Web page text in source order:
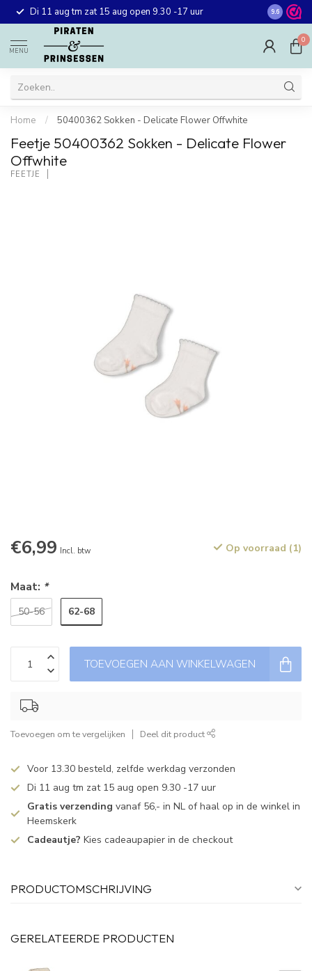
Di 11 aug tm zat 15 aug open 9.30 -17 uur Gratis
winkel in
9.6
MENU
0
Home / 50400362 Sokken - Delicate Flower Offwhite
Feetje 50400362 Sokken - Delicate Flower
Offwhite
FEETJE
€6,99 Incl. btw Op voorraad (1)
Maat: *
50-56 62-68
TOEVOEGEN AAN WINKELWAGEN
Toevoegen om te vergelijken Deel dit product
Voor 13.30 besteld, zelfde werkdag verzonden
Di 11 aug tm zat 15 aug open 9.30 -17 uur
Gratis verzending vanaf 56,- in NL of haal op in de winkel in
Heemskerk
Cadeautje? Kies cadeaupapier in de checkout
PRODUCTOMSCHRIJVING
GERELATEERDE PRODUCTEN